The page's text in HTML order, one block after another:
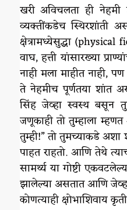
खरी अविचलता ही
व्यक्तींकडेच स्थिरशांती
क्षेत्रामध्येसुद्धा
वाघ, हत्ती यांसारख्या
नाही मला माहीत नाही,
ते नेहमीच पूर्णतया शांत
सिंह जेव्हा स्वस्थ बसून
जणूकाही तो तुम्हाला
तुम्ही!” तो तुमच्याकडे अशा
पाहत राहतो. आणि तेथे
सामर्थ्य या गोष्टी
झालेल्या असतात आणि
कोणत्याही क्षोभाशिवाय